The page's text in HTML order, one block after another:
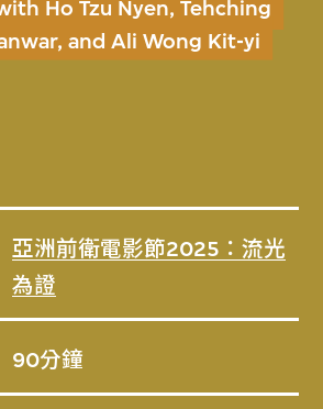
Ho Tzu Nyen, Tehching
and Ali Wong Kit-yi
亞洲前衛電影節2025：流光
為證
90分鐘